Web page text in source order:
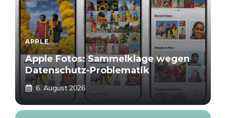
APPLE
Apple Fotos: Sammelklage wegen
Datenschutz-Problematik
6. August 2026